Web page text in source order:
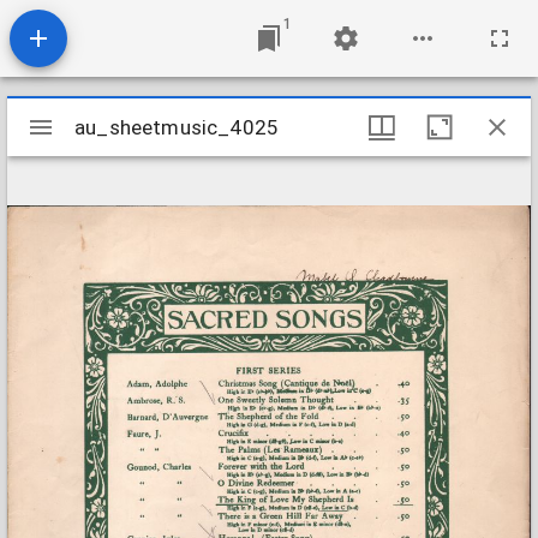
1
Mirador
viewer
au_sheetmusic_4025
au_sheetmusic_4025